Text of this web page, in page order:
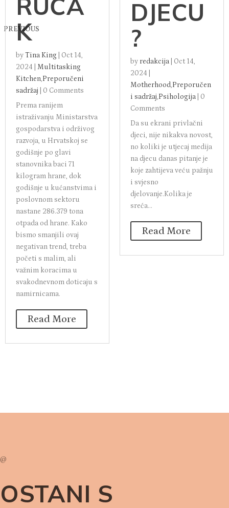
PREVIOUS
RUČA
K
byTina King
Oct 14,
2024
Multitasking
Kitchen,Preporučeni
sadržaj
0 Comments
Prema ranijem
istraživanju Ministarstva
gospodarstva i održivog
razvoja, u Hrvatskoj se
godišnje po glavi
stanovnika baci 71
kilogram hrane, dok
godišnje u kućanstvima i
poslovnom sektoru
nastane 286.379 tona
otpada od hrane. Kako
bismo smanjili ovaj
negativan trend, treba
početi s malim, ali
važnim koracima u
svakodnevnom doticaju s
namirnicama.
Read More
DJECU
?
by redakcija
Oct 14,
2024
Motherhood,Preporučen
i sadržaj,Psihologija
0
Comments
Da su ekrani privlačni
djeci, nije nikakva novost,
no koliki je utjecaj medija
na djecu danas pitanje je
koje zahtijeva veću pažnju
i svjesno
djelovanje.Kolika je
sreća...
Read More
@
OSTANI S